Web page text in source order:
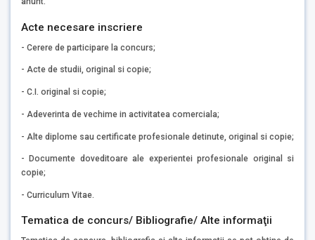
Acte necesare inscriere
- Cerere de participare la concurs;
- Acte de studii, original si copie;
- C.I. original si copie;
- Adeverinta de vechime in activitatea comerciala;
- Alte diplome sau certificate profesionale detinute, original si copie;
- Documente doveditoare ale experientei profesionale original si
copie;
- Curriculum Vitae.
Tematica de concurs/ Bibliografie/ Alte informaţii